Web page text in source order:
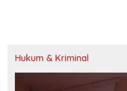
Hukum & Kriminal